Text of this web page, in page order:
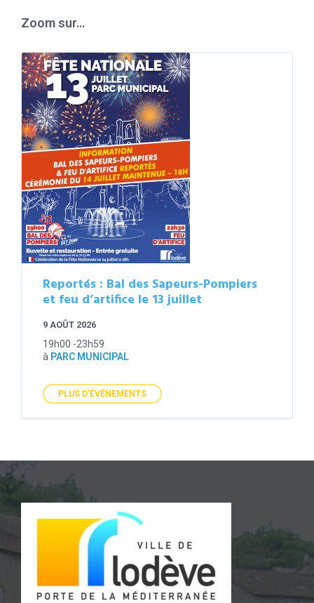
Zoom sur…
Reportés : Bal des Sapeurs-Pompiers
et feu d’artifice le 13 juillet
9 AOÛT 2026
19h00 -23h59
à PARC MUNICIPAL
PLUS D'ÉVÉNEMENTS